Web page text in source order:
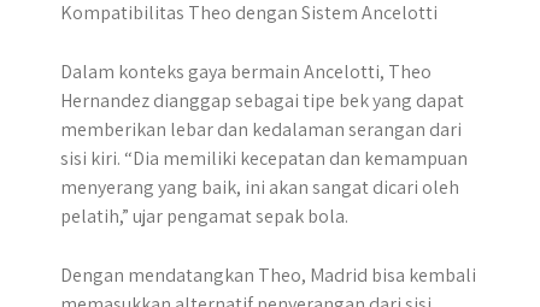
Kompatibilitas Theo dengan Sistem Ancelotti
Dalam konteks gaya bermain Ancelotti, Theo
Hernandez dianggap sebagai tipe bek yang dapat
memberikan lebar dan kedalaman serangan dari
sisi kiri. “Dia memiliki kecepatan dan kemampuan
menyerang yang baik, ini akan sangat dicari oleh
pelatih,” ujar pengamat sepak bola.
Dengan mendatangkan Theo, Madrid bisa kembali